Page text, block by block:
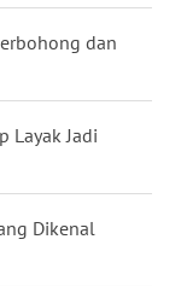
dan
Layak Jadi
Dikenal